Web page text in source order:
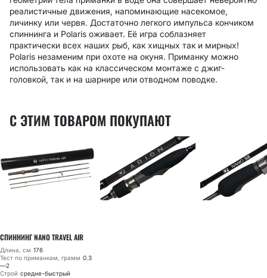
реалистичные движения, напоминающие насекомое,
личинку или червя. Достаточно легкого импульса кончиком
спиннинга и Polaris оживает. Её игра соблазняет
практически всех наших рыб, как хищных так и мирных!
Polaris незаменим при охоте на окуня. Приманку можно
использовать как на классическом монтаже с джиг-
головкой, так и на шарнире или отводном поводке.
С ЭТИМ ТОВАРОМ ПОКУПАЮТ
СПИННИНГ NANO TRAVEL AIR
Длина, см 176
Тест по приманкам, грамм 0.3
—2
Строй средне-быстрый